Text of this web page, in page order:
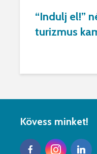
“Indulj el!”
turizmus
Kövess minket!